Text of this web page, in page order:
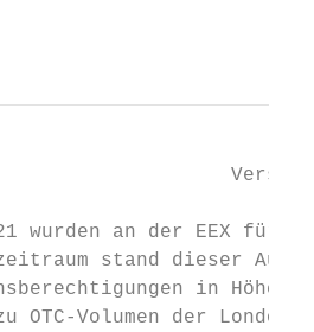
wurden an der EEX für
stand dieser
in Höhe
OTC-Volumen der London